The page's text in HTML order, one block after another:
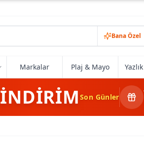
Bana Özel
Markalar Plaj & Mayo
İNDİRİMSon Günler